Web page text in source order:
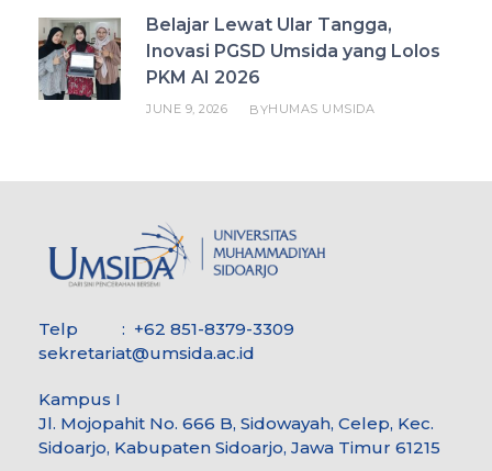
Belajar Lewat Ular Tangga,
Inovasi PGSD Umsida yang Lolos
PKM AI 2026
JUNE 9, 2026 BYHUMAS UMSIDA
Telp : +62 851-8379-3309
sekretariat@umsida.ac.id
Kampus I
Jl. Mojopahit No. 666 B, Sidowayah, Celep, Kec.
Sidoarjo, Kabupaten Sidoarjo, Jawa Timur 61215